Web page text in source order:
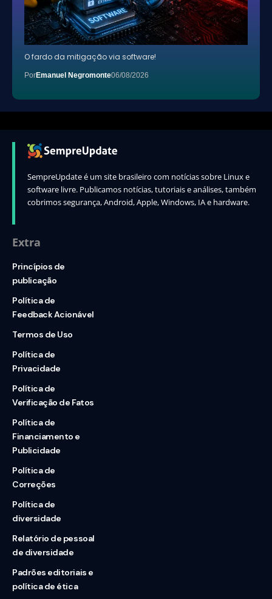
O fardo da mitigação via software!
PorEmanuel Negromonte06/08/2026
SempreUpdate é um site brasileiro com notícias sobre Linux e
software livre. Publicamos notícias, tutoriais e análises, também
cobrimos segurança, Android, Apple, Windows, IA e hardware.
Extra
Princípios de
publicação
Política de
Feedback Acionável
Termos de Uso
Política de
Privacidade
Política de
Verificação de Fatos
Política de
Financiamento e
Publicidade
Política de
Correções
Política de
diversidade
Relatório de pessoal
de diversidade
Padrões editoriais e
política de ética